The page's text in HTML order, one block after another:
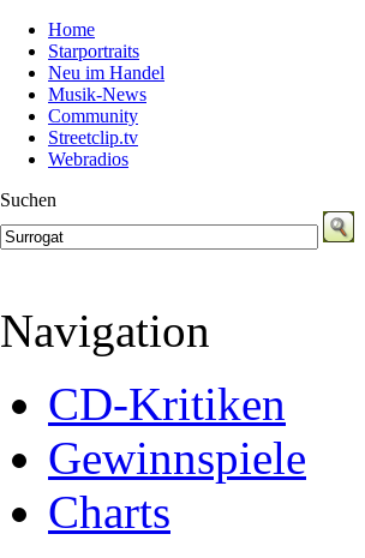
Home
Starportraits
Neu im Handel
Musik-News
Community
Streetclip.tv
Webradios
Suchen
Navigation
CD-Kritiken
Gewinnspiele
Charts